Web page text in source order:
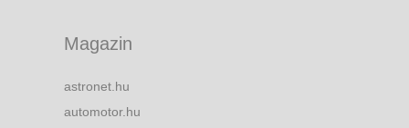
Magazin
astronet.hu
automotor.hu